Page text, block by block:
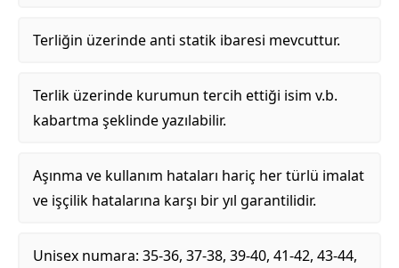
Terliğin üzerinde anti statik ibaresi mevcuttur.
Terlik üzerinde kurumun tercih ettiği isim v.b.
kabartma şeklinde yazılabilir.
Aşınma ve kullanım hataları hariç her türlü imalat
ve işçilik hatalarına karşı bir yıl garantilidir.
Unisex numara: 35-36, 37-38, 39-40, 41-42, 43-44,